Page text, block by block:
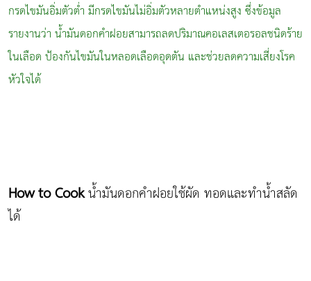
กรดไขมันอิ่มตัวต่ำ มีกรดไขมันไม่อิ่มตัวหลายตำแหน่งสูง ซึ่งข้อมูล
รายงานว่า น้ำมันดอกคำฝอยสามารถลดปริมาณคอเลสเตอรอลชนิดร้าย
ในเลือด ป้องกันไขมันในหลอดเลือดอุดตัน และช่วยลดความเสี่ยงโรค
หัวใจได้
How to Cookน้ำมันดอกคำฝอยใช้ผัด ทอดและทำน้ำสลัด
ได้